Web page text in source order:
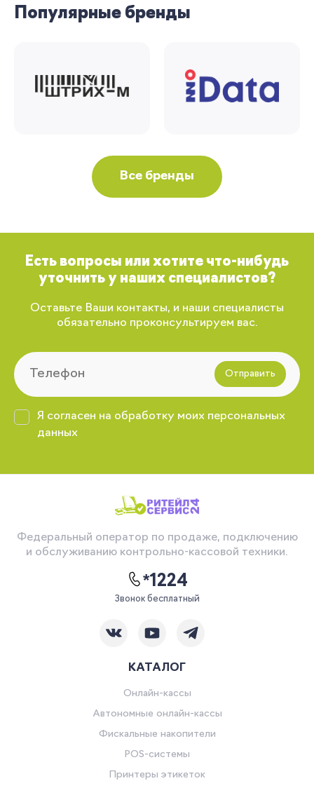
Популярные бренды
Все бренды
Есть вопросы или хотите что-нибудь
уточнить у наших специалистов?
Оставьте Ваши контакты, и наши специалисты
обязательно проконсультируем вас.
Отправить
Я согласен на обработку моих персональных
данных
Федеральный оператор по продаже, подключению
и обслуживанию контрольно-кассовой техники.
*1224
Звонок бесплатный
КАТАЛОГ
Онлайн-кассы
Автономные онлайн-кассы
Фискальные накопители
POS-системы
Принтеры этикеток